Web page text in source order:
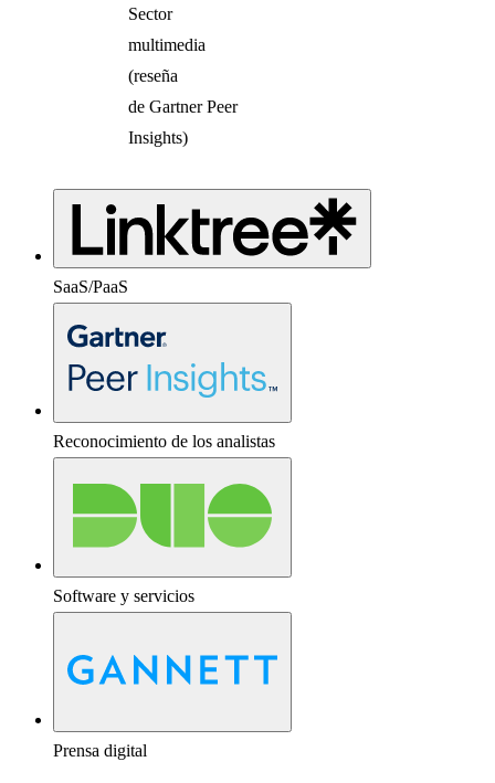
Sector
multimedia
(reseña
de Gartner Peer
Insights)
SaaS/PaaS
Reconocimiento de los analistas
Software y servicios
Prensa digital